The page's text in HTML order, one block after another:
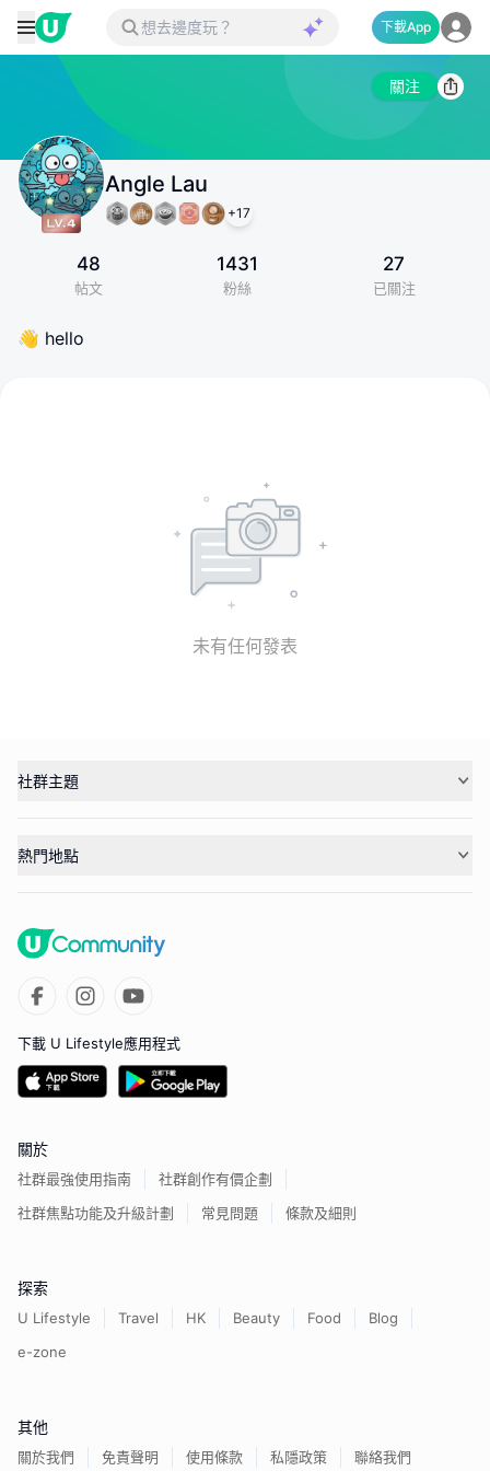
下載App
關注
Angle Lau
+17
48
帖文
1431
粉絲
27
已關注
👋 hello
未有任何發表
社群主題
熱門地點
下載 U Lifestyle應用程式
關於
社群最強使用指南
社群創作有價企劃
社群焦點功能及升級計劃
常見問題 條款及細則
探索
U Lifestyle Travel HK Beauty Food
Blog
e-zone
其他
關於我們 免責聲明 使用條款 私隱政策 聯絡我們